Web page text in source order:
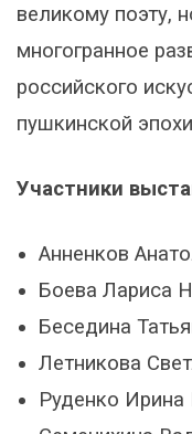
великому поэту,
многогранное
российского
пушкинской
Участники
Анненков
Боева Лариса
Беседина
Летникова
Руденко Ирина